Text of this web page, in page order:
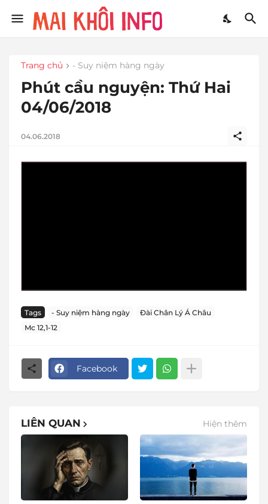
Trang chủ - Suy niệm hàng ngày
Phút cầu nguyện: Thứ Hai
04/06/2018
04.06.2018
Tags - Suy niệm hàng ngày
Đài Chân Lý Á Châu
Mc 12,1-12
Facebook
LIÊN QUAN Hiện thêm